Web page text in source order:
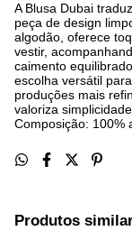
A Blusa Dubai
peça de design
algodão, oferece
vestir,
caimento
escolha versátil
produções mais
valoriza
Composição: 100%
Produtos